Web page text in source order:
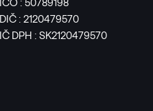
IČO : 50789198
DIČ : 2120479570
IČ DPH : SK2120479570